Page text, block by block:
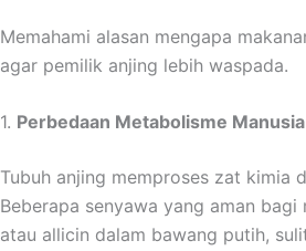
Memahami alasan mengapa
agar pemilik anjing lebih waspada.
1. Perbedaan Metabolisme
Tubuh anjing memproses zat kimia
Beberapa senyawa yang aman
atau allicin dalam bawang putih,